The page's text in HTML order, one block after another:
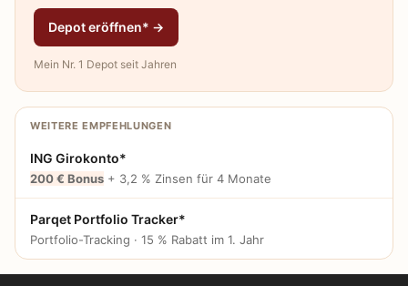
Depot eröffnen* →
Mein Nr. 1 Depot seit Jahren
WEITERE EMPFEHLUNGEN
ING Girokonto*
200 € Bonus + 3,2 % Zinsen für 4 Monate
Parqet Portfolio Tracker*
Portfolio-Tracking · 15 % Rabatt im 1. Jahr